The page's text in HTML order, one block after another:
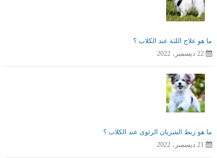
ما هو علاج اللثة عند الكلاب ؟
22 ديسمبر، 2022
ما هو ربط الشريان الرئوى عند الكلاب ؟
21 ديسمبر، 2022